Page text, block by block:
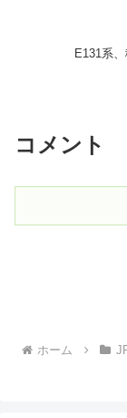
E131系
コメント
ホーム